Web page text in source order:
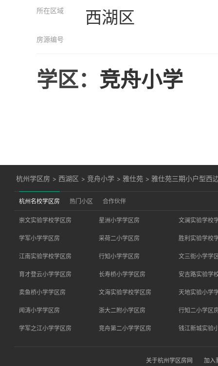
所在区域 西湖区
房源编号
学区： 竞舟小学
杭州学区房 > 西湖区 >竞舟小学 > 雅仕苑 > 雅仕苑三期小户型西
杭州名校学区房 热门小区 合作伙伴
崇文实验学校学区房 星洲小学学区房 文澜实验学校
学军小学学区房 采荷二小学区房 胜利实验学校
江南实验学校学区房 行知小学学区房 文三街小学学
育才登云小学学区房 长寿桥小学学区房 安吉路实验学
卖鱼桥小学学区房 文海实验学校学区房 天地实验小学
闻涛小学学区房 浙大二附小学区房 行知二小学区
学军之江小学学区房 竞舟第二小学学区房 钱江新城实验
关于杭州学区房网 加入